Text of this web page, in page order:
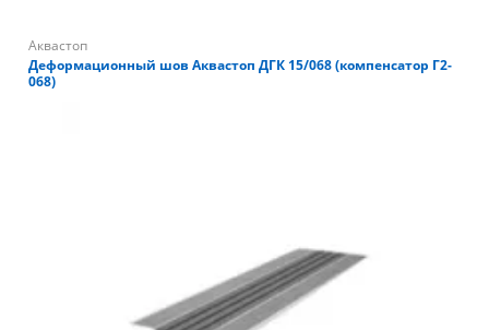
Аквастоп
Деформационный шов Аквастоп ДГК 15/068 (компенсатор Г2-
068)